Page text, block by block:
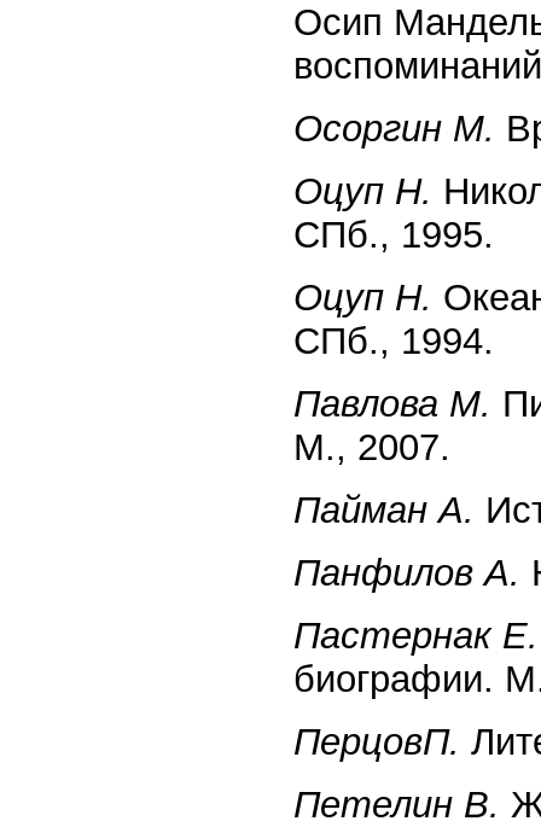
Осип
Осоргин М.
Оцуп Н.
СПб., 1995.
Оцуп Н.
СПб., 1994.
Павлова М.
М., 2007.
Пайман А.
Панфилов А.
Пастернак Е.
биографии.
ПерцовП.
Петелин В.